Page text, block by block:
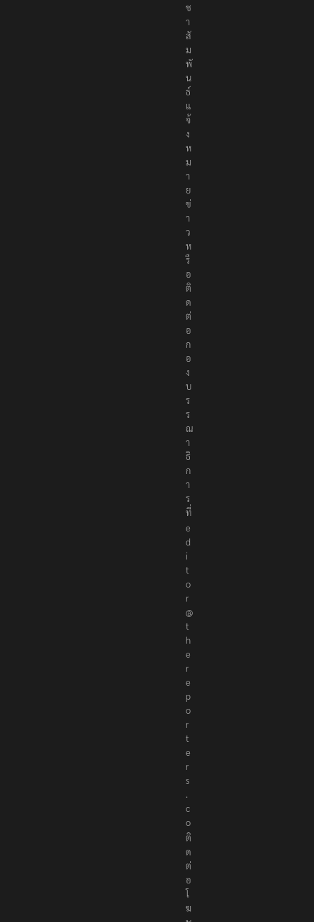
ช
า
สั
ม
พั
น
ธ์
แ
จ้
ง
ห
ม
า
ย
ข่
า
ว
ห
รื
อ
ติ
ด
ต่
อ
ก
อ
ง
บ
ร
ร
ณ
า
ธิ
ก
า
ร
ที่
e
d
i
t
o
r
@
t
h
e
r
e
p
o
r
t
e
r
s
.
c
o
ติ
ด
ต่
อ
โ
ฆ